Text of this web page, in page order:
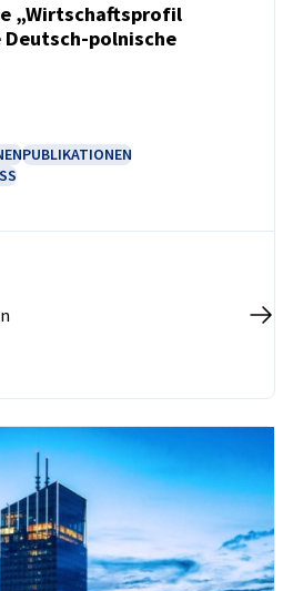
„Wirtschaftsprofil
Deutsch-polnische
PUBLIKATIONEN